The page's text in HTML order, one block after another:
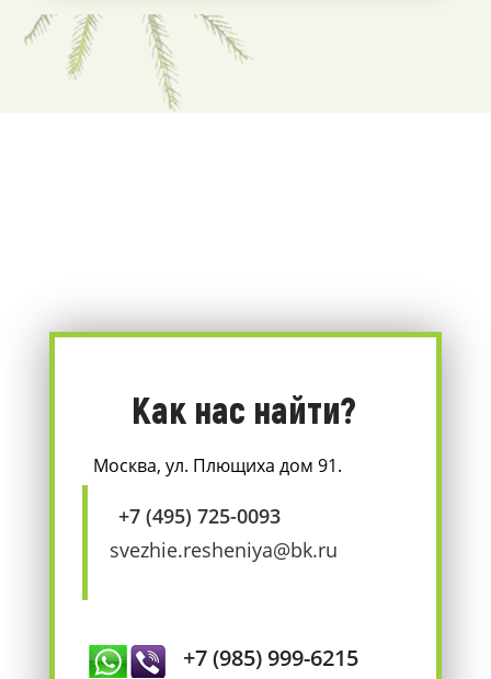
Как нас найти?
Москва, ул. Плющиха дом 91.
+7 (495) 725-0093
svezhie.resheniya@bk.ru
+7 (985) 999-6215